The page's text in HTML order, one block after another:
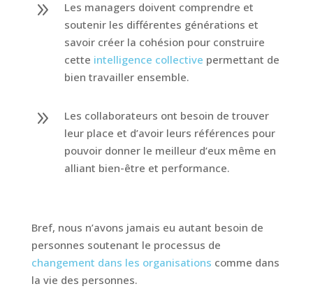
9
Les managers doivent comprendre et
soutenir les différentes générations et
savoir créer la cohésion pour construire
cette intelligence collective permettant de
bien travailler ensemble.
9
Les collaborateurs ont besoin de trouver
leur place et d’avoir leurs références pour
pouvoir donner le meilleur d’eux même en
alliant bien-être et performance.
Bref, nous n’avons jamais eu autant besoin de
personnes soutenant le processus de
changement dans les organisations comme dans
la vie des personnes.